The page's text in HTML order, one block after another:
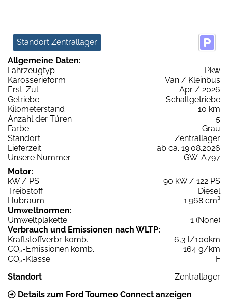
Standort Zentrallager
Allgemeine Daten:
Fahrzeugtyp
Pkw
Karosserieform
Van / Kleinbus
Erst-Zul.
Apr / 2026
Getriebe
Schaltgetriebe
Kilometerstand
10 km
Anzahl der Türen
5
Farbe
Grau
Standort
Zentrallager
Lieferzeit
ab ca. 19.08.2026
Unsere Nummer
GW-A797
Motor:
kW / PS
90 kW / 122 PS
Treibstoff
Diesel
Hubraum
1.968 cm³
Umweltnormen:
Umweltplakette
1 (None)
Verbrauch und Emissionen nach WLTP:
Kraftstoffverbr. komb.
6,3 l/100km
CO2-Emissionen komb.
164 g/km
CO2-Klasse
F
Standort
Zentrallager
Details zum Ford Tourneo Connect anzeigen